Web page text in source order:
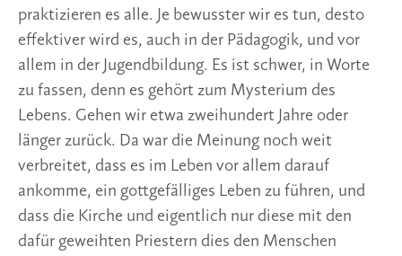
praktizieren es alle. Je bewusster wir es tun, desto
effektiver wird es, auch in der Pädagogik, und vor
allem in der Jugendbildung. Es ist schwer, in Worte
zu fassen, denn es gehört zum Mysterium des
Lebens. Gehen wir etwa zweihundert Jahre oder
länger zurück. Da war die Meinung noch weit
verbreitet, dass es im Leben vor allem darauf
ankomme, ein gottgefälliges Leben zu führen, und
dass die Kirche und eigentlich nur diese mit den
dafür geweihten Priestern dies den Menschen